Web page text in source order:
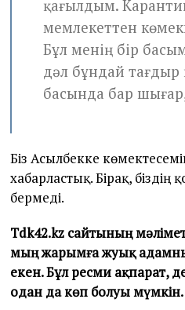
қағылдым.
мемлекеттен
Бұл менің бір
дәл бұндай
басында бар
Біз Асылбекке
хабарластық. Бірақ,
бермеді.
Tdk42.kz сайтының
мың жарымға жуық
екен. Бұл ресми ақпарат,
одан да көп болуы мүмкін.